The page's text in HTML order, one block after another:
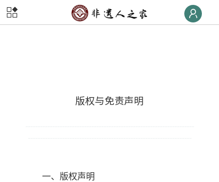
首页
版权与免责声明
一、版权声明